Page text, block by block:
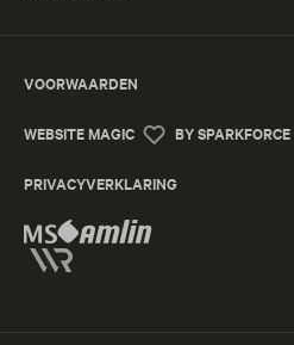
VOORWAARDEN
WEBSITE MAGIC BY SPARKFORCE
PRIVACYVERKLARING